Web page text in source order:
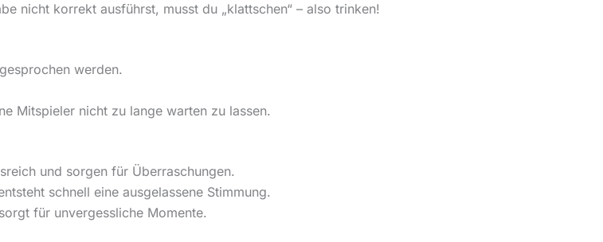
nicht korrekt ausführst, musst du „klattschen“ – also trinken!
werden.
Mitspieler nicht zu lange warten zu lassen.
und sorgen für Überraschungen.
schnell eine ausgelassene Stimmung.
für unvergessliche Momente.